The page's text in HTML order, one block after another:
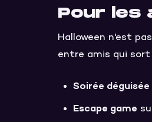
Pour les
Halloween n'est
entre amis qui sort
Soirée déguisée
Escape game